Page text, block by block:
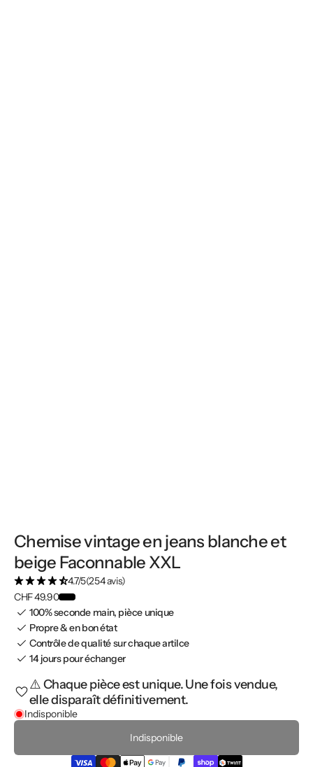
Chemise vintage en jeans blanche et
beige Faconnable XXL
4.7/5(254 avis)
CHF 49.90
100% seconde main, pièce unique
Propre & en bon état
Contrôle de qualité sur chaque artilce
14 jours pour échanger
⚠️ Chaque pièce est unique. Une fois vendue,
elle disparaît définitivement.
Indisponible
Indisponible